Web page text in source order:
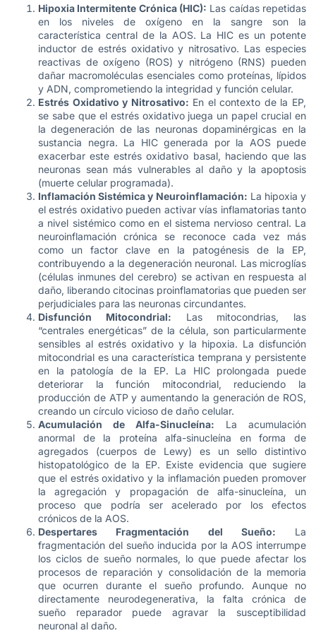
Hipoxia Intermitente Crónica (HIC): Las caídas repetidas
en los niveles de oxígeno en la sangre son la
característica central de la AOS. La HIC es un potente
inductor de estrés oxidativo y nitrosativo. Las especies
reactivas de oxígeno (ROS) y nitrógeno (RNS) pueden
dañar macromoléculas esenciales como proteínas, lípidos
y ADN, comprometiendo la integridad y función celular.
Estrés Oxidativo y Nitrosativo: En el contexto de la EP,
se sabe que el estrés oxidativo juega un papel crucial en
la degeneración de las neuronas dopaminérgicas en la
sustancia negra. La HIC generada por la AOS puede
exacerbar este estrés oxidativo basal, haciendo que las
neuronas sean más vulnerables al daño y la apoptosis
(muerte celular programada).
Inflamación Sistémica y Neuroinflamación: La hipoxia y
el estrés oxidativo pueden activar vías inflamatorias tanto
a nivel sistémico como en el sistema nervioso central. La
neuroinflamación crónica se reconoce cada vez más
como un factor clave en la patogénesis de la EP,
contribuyendo a la degeneración neuronal. Las microglías
(células inmunes del cerebro) se activan en respuesta al
daño, liberando citocinas proinflamatorias que pueden ser
perjudiciales para las neuronas circundantes.
Disfunción Mitocondrial: Las mitocondrias, las
“centrales energéticas” de la célula, son particularmente
sensibles al estrés oxidativo y la hipoxia. La disfunción
mitocondrial es una característica temprana y persistente
en la patología de la EP. La HIC prolongada puede
deteriorar la función mitocondrial, reduciendo la
producción de ATP y aumentando la generación de ROS,
creando un círculo vicioso de daño celular.
Acumulación de Alfa-Sinucleína: La acumulación
anormal de la proteína alfa-sinucleína en forma de
agregados (cuerpos de Lewy) es un sello distintivo
histopatológico de la EP. Existe evidencia que sugiere
que el estrés oxidativo y la inflamación pueden promover
la agregación y propagación de alfa-sinucleína, un
proceso que podría ser acelerado por los efectos
crónicos de la AOS.
Despertares Fragmentación del Sueño: La
fragmentación del sueño inducida por la AOS interrumpe
los ciclos de sueño normales, lo que puede afectar los
procesos de reparación y consolidación de la memoria
que ocurren durante el sueño profundo. Aunque no
directamente neurodegenerativa, la falta crónica de
sueño reparador puede agravar la susceptibilidad
neuronal al daño.